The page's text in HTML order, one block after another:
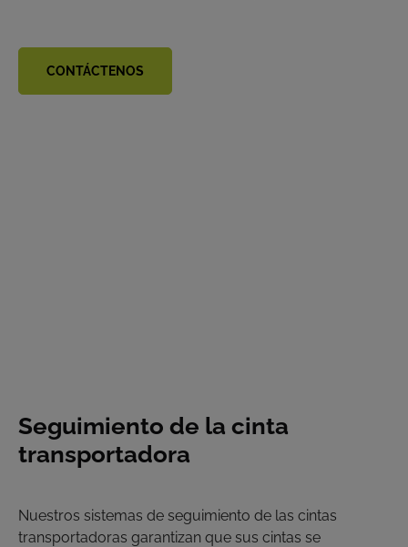
CONTÁCTENOS
Seguimiento de la cinta
transportadora
Nuestros sistemas de seguimiento de las cintas
transportadoras garantizan que sus cintas se